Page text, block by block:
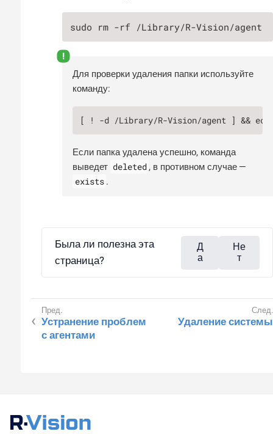
sudo rm -rf /Library/R-Vision/agent
Для проверки удаления папки используйте
команду:
[ ! -d /Library/R-Vision/agent ] &&
Если папка удалена успешно, команда
выведет deleted , в противном случае —
exists .
Была ли полезна эта
страница?
Д
а
Не
т
Устранение проблем
с агентами
Удаление системы